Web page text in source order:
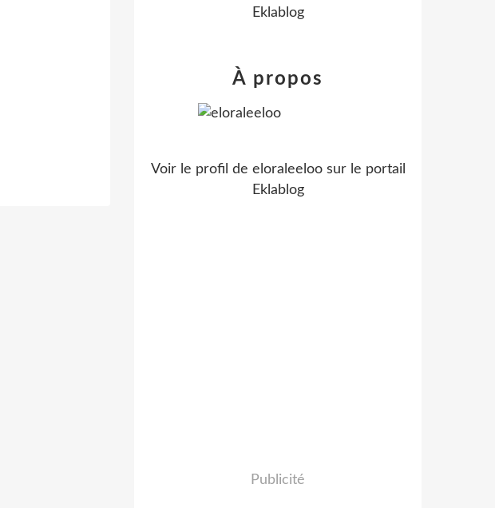
Eklablog
À propos
Voir le profil de eloraleeloosur le portail
Eklablog
Publicité